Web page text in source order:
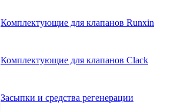
Комплектующие для клапанов Runxin
Комплектующие для клапанов Clack
Засыпки и средства регенерации